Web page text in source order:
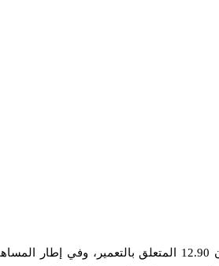
وبموازاة مع مباشرة هذه المسطرة المنصوص عليها طبقا لمقتضيات القانون 12.90